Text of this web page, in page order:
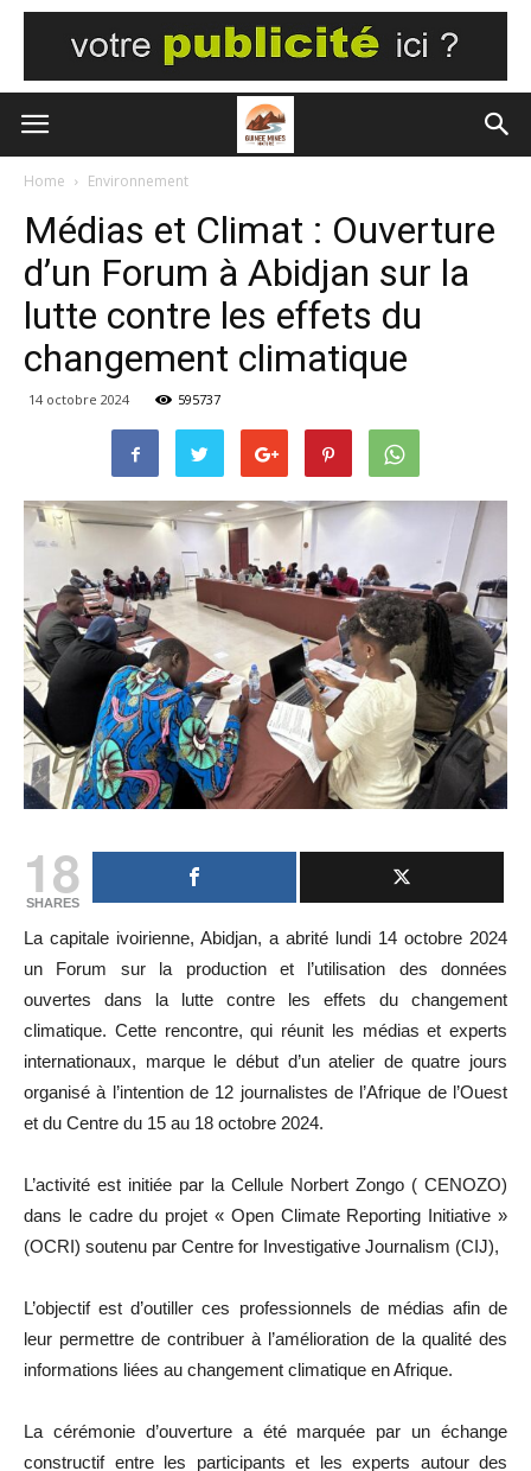
Home Environnement
Médias et Climat : Ouverture
d’un Forum à Abidjan sur la
lutte contre les effets du
changement climatique
14 octobre 2024 595737
18
SHARES
La capitale ivoirienne, Abidjan, a abrité lundi 14 octobre 2024
un Forum sur la production et l’utilisation des données
ouvertes dans la lutte contre les effets du changement
climatique. Cette rencontre, qui réunit les médias et experts
internationaux, marque le début d’un atelier de quatre jours
organisé à l’intention de 12 journalistes de l’Afrique de l’Ouest
et du Centre du 15 au 18 octobre 2024.
L’activité est initiée par la Cellule Norbert Zongo ( CENOZO)
dans le cadre du projet « Open Climate Reporting Initiative »
(OCRI) soutenu par Centre for Investigative Journalism (CIJ),
L’objectif est d’outiller ces professionnels de médias afin de
leur permettre de contribuer à l’amélioration de la qualité des
informations liées au changement climatique en Afrique.
La cérémonie d’ouverture a été marquée par un échange
constructif entre les participants et les experts autour des